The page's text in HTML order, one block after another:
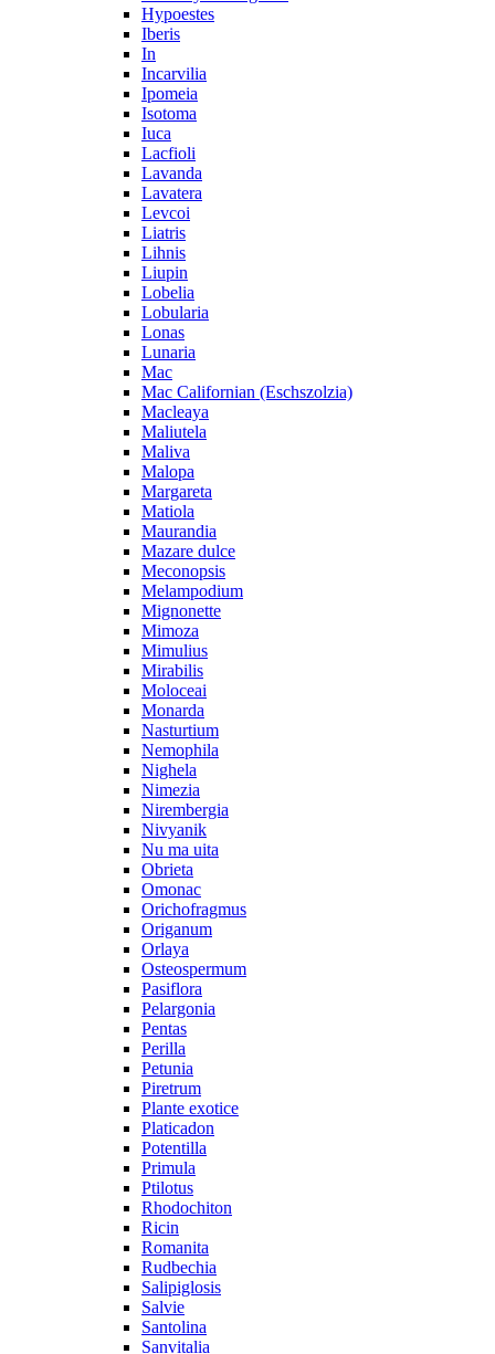
Hypoestes
Iberis
In
Incarvilia
Ipomeia
Isotoma
Iuca
Lacfioli
Lavanda
Lavatera
Levcoi
Liatris
Lihnis
Liupin
Lobelia
Lobularia
Lonas
Lunaria
Mac
Mac Californian (Eschszolzia)
Macleaya
Maliutela
Maliva
Malopa
Margareta
Matiola
Maurandia
Mazare dulce
Meconopsis
Melampodium
Mignonette
Mimoza
Mimulius
Mirabilis
Moloceai
Monarda
Nasturtium
Nemophila
Nighela
Nimezia
Nirembergia
Nivyanik
Nu ma uita
Obrieta
Omonac
Orichofragmus
Origanum
Orlaya
Osteospermum
Pasiflora
Pelargonia
Pentas
Perilla
Petunia
Piretrum
Plante exotice
Platicadon
Potentilla
Primula
Ptilotus
Rhodochiton
Ricin
Romanita
Rudbechia
Salipiglosis
Salvie
Santolina
Sanvitalia